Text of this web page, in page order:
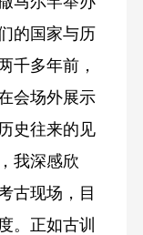
的国家与历
千多年前，
会场外展示
史往来的见
我深感欣
古现场，目
。正如古训